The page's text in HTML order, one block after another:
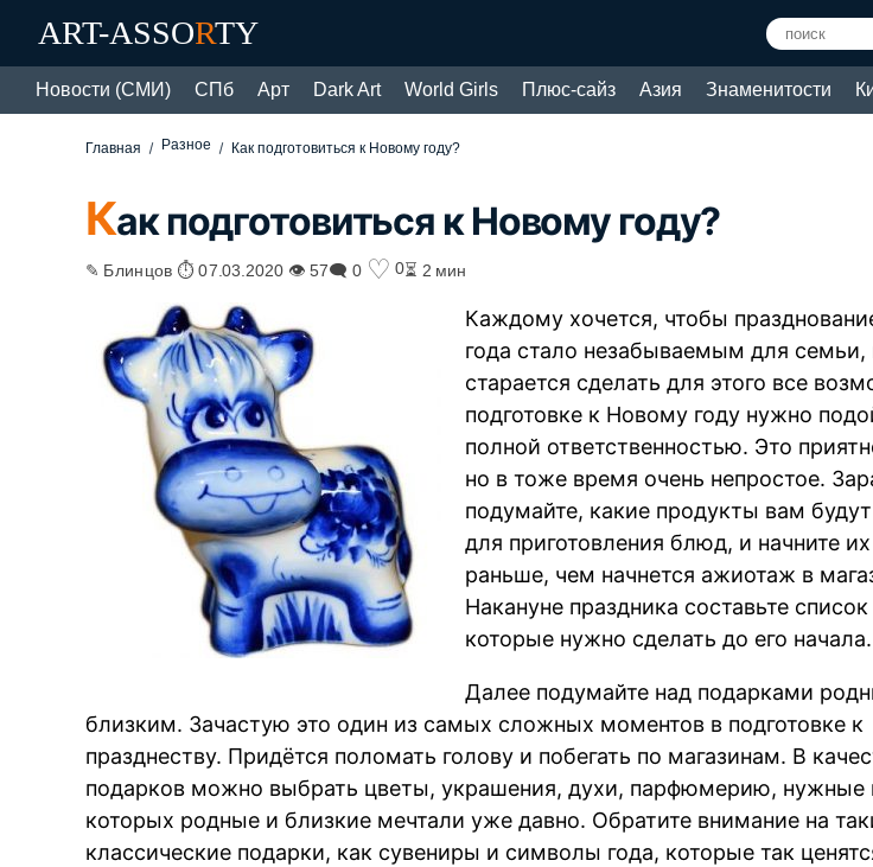
ART-ASSORTY
Новости (СМИ) СПб Арт Dark Art World Girls Плюс-сайз Азия Знаменитости
Главная Разное Как подготовиться к Новому году?
Как подготовиться к Новому году?
✎ Блинцов ⏱ 07.03.2020 👁 57🗨 0 ♡ 0⏳ 2 мин
Каждому хочется, чтобы
года стало незабываемым для семьи,
старается сделать для этого все
подготовке к Новому году нужно
полной ответственностью. Это
но в тоже время очень непростое.
подумайте, какие продукты вам
для приготовления блюд, и начните
раньше, чем начнется ажиотаж в
Накануне праздника составьте
которые нужно сделать до его начала.
Далее подумайте над подарками
близким. Зачастую это один из самых сложных моментов в подготовке к
празднеству. Придётся поломать голову и побегать по магазинам. В
подарков можно выбрать цветы, украшения, духи, парфюмерию, нужные
которых родные и близкие мечтали уже давно. Обратите внимание на
классические подарки, как сувениры и символы года, которые так